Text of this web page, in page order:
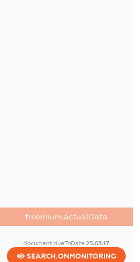
freemium.actualData
document.dueToDate25.03.17
SEARCH.ONMONITORING